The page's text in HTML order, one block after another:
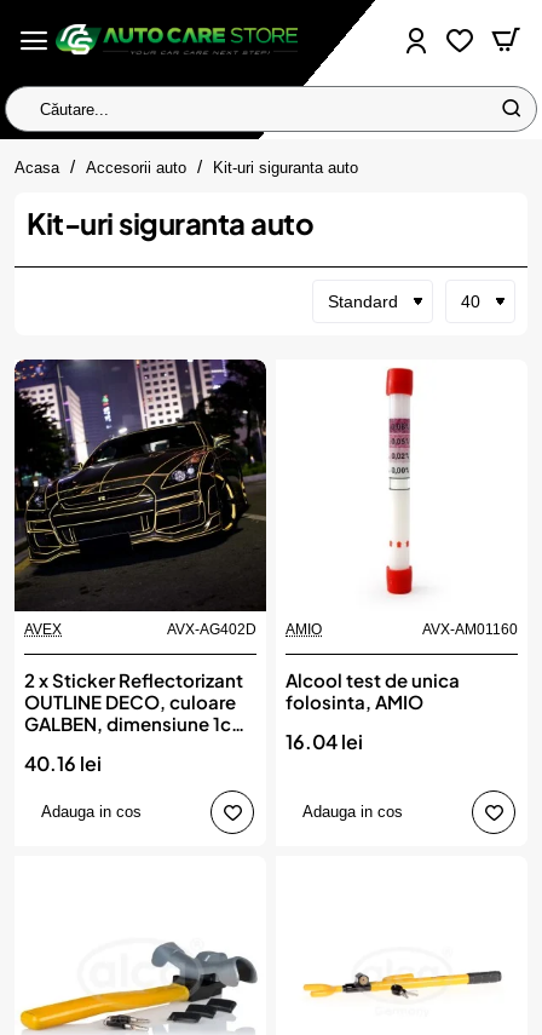
Căutare...
Acasa homeAccesorii auto Kit-uri siguranta auto
Kit-uri siguranta auto
AVEX AVX-AG402D
2 x Sticker Reflectorizant
OUTLINE DECO, culoare
GALBEN, dimensiune 1cm
40.16 lei
Adauga in cos
AMIO AVX-AM01160
Alcool test de unica
folosinta, AMIO
16.04 lei
Adauga in cos